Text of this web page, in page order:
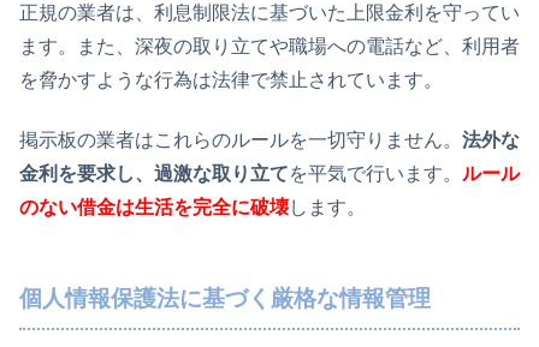
正規の業者は、利息制限法に基づいた上限金利を守ってい
ます。また、深夜の取り立てや職場への電話など、利用者
を脅かすような行為は法律で禁止されています。
掲示板の業者はこれらのルールを一切守りません。 法外な
金利を要求し、過激な取り立てを平気で行います。 ルール
のない借金は生活を完全に破壊します。
個人情報保護法に基づく厳格な情報管理